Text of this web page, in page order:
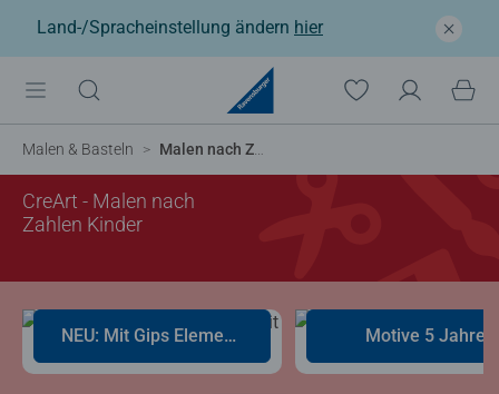
Land-/Spracheinstellung ändern hier
Malen & Basteln Malen nach Zahlen Kinder
CreArt - Malen nach
Zahlen Kinder
NEU: Mit Gips Elementen Motive 5 Jahre